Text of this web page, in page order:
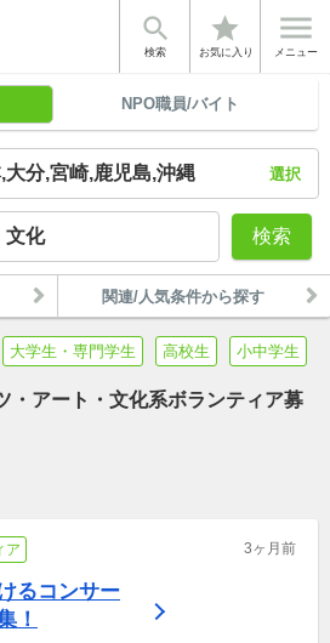

検索
star
お気に入り

メニュー
NPO職員/バイト
選択
検索
関連/人気条件から探す
大学生・専門学生 高校生 小中学生
・アート・文化系ボランティア募
ア 3ヶ月前
るコンサー
！